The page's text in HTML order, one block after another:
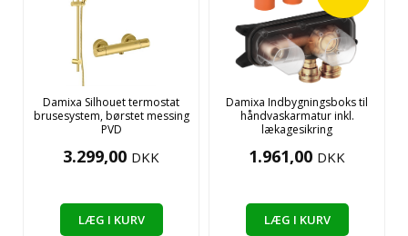
Damixa Silhouet termostat
brusesystem, børstet messing
PVD
3.299,00 DKK
LÆG I KURV
Damixa Indbygningsboks til
håndvaskarmatur inkl.
lækagesikring
1.961,00 DKK
LÆG I KURV